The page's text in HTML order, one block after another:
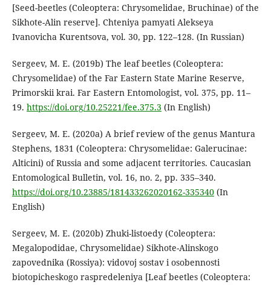
[Seed-beetles (Coleoptera: Chrysomelidae, Bruchinae) of the
Sikhote-Alin reserve]. Chteniya pamyati Alekseya
Ivanovicha Kurentsova, vol. 30, pp. 122–128. (In Russian)
Sergeev, M. E. (2019b) The leaf beetles (Coleoptera:
Chrysomelidae) of the Far Eastern State Marine Reserve,
Primorskii krai. Far Eastern Entomologist, vol. 375, pp. 11–
19. https://doi.org/10.25221/fee.375.3 (In English)
Sergeev, M. E. (2020a) A brief review of the genus Mantura
Stephens, 1831 (Coleoptera: Chrysomelidae: Galerucinae:
Alticini) of Russia and some adjacent territories. Caucasian
Entomological Bulletin, vol. 16, no. 2, pp. 335–340.
https://doi.org/10.23885/181433262020162-335340(In
English)
Sergeev, M. E. (2020b) Zhuki-listoedy (Coleoptera:
Megalopodidae, Chrysomelidae) Sikhote-Alinskogo
zapovednika (Rossiya): vidovoj sostav i osobennosti
biotopicheskogo raspredeleniya [Leaf beetles (Coleoptera: